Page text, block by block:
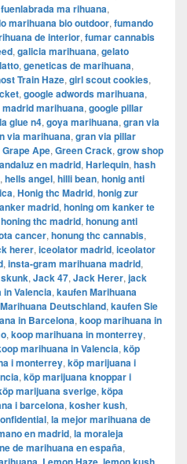
fuenlabrada ma rihuana,
marihuana bio outdoor, fumando
de interior, fumar cannabis
, galicia marihuana, gelato
, geneticas de marihuana,
Train Haze, girl scout cookies,
, google adwords marihuana,
madrid marihuana, google pillar
glue n4, goya marihuana, gran via
via marihuana, gran via pillar
Grape Ape, Green Crack, grow shop
en madrid, Harlequin, hash
, hells angel, hilli bean, honig anti
, Honig thc Madrid, honig zur
madrid, honing om kanker te
honing thc madrid, honung anti
cancer, honung thc cannabis,
herer, iceolator madrid, iceolator
, insta-gram marihuana madrid,
, Jack 47, Jack Herer, jack
in Valencia, kaufen Marihuana
Deutschland, kaufen Sie
in Barcelona, koop marihuana in
, koop marihuana in monterrey,
marihuana in Valencia, köp
i monterrey, köp marijuana i
, köp marijuana knoppar i
marijuana sverige, köpa
i barcelona, kosher kush,
, la mejor marihuana de
en madrid, la moraleja
de marihuana en españa,